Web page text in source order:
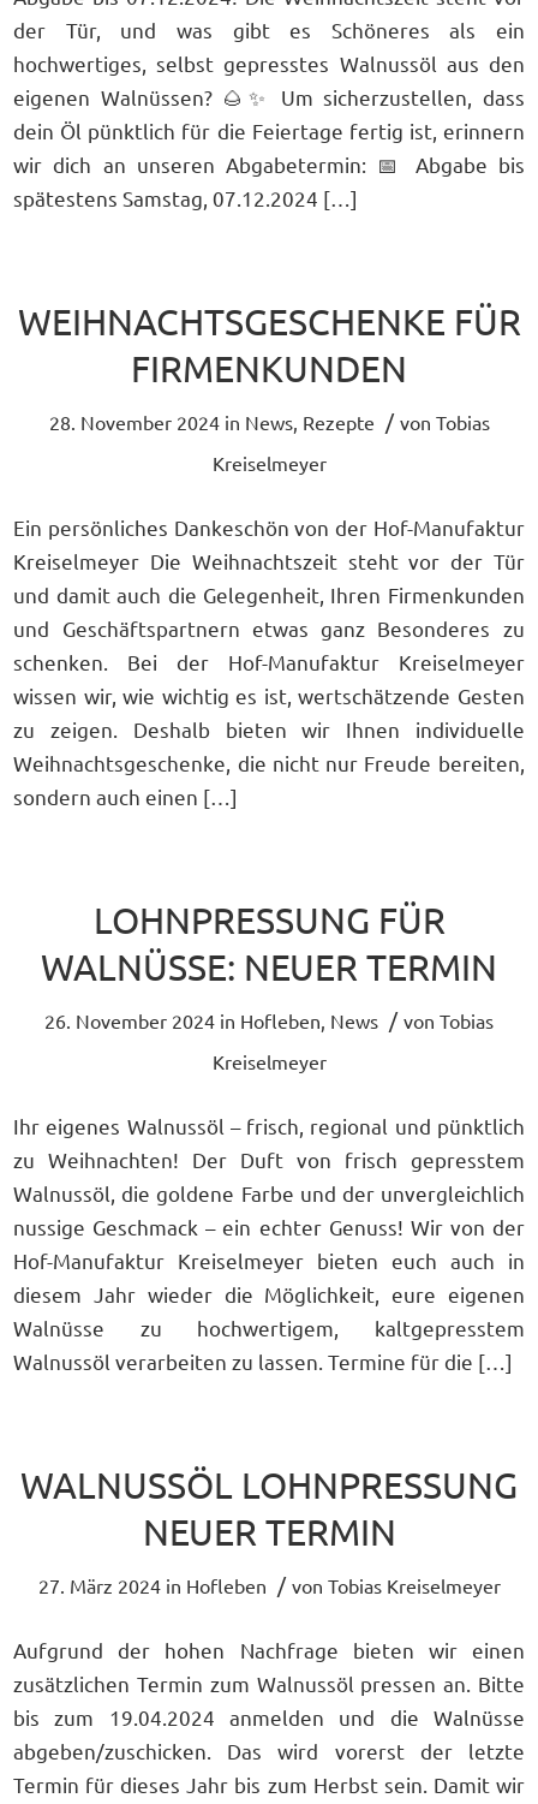
der Tür, und was gibt es Schöneres als ein
hochwertiges, selbst gepresstes Walnussöl aus den
eigenen Walnüssen? 🌰✨ Um sicherzustellen, dass
dein Öl pünktlich für die Feiertage fertig ist, erinnern
wir dich an unseren Abgabetermin: 📅 Abgabe bis
spätestens Samstag, 07.12.2024 […]
WEIHNACHTSGESCHENKE FÜR
FIRMENKUNDEN
28. November 2024 in News, Rezepte / von Tobias
Kreiselmeyer
Ein persönliches Dankeschön von der Hof-Manufaktur
Kreiselmeyer Die Weihnachtszeit steht vor der Tür
und damit auch die Gelegenheit, Ihren Firmenkunden
und Geschäftspartnern etwas ganz Besonderes zu
schenken. Bei der Hof-Manufaktur Kreiselmeyer
wissen wir, wie wichtig es ist, wertschätzende Gesten
zu zeigen. Deshalb bieten wir Ihnen individuelle
Weihnachtsgeschenke, die nicht nur Freude bereiten,
sondern auch einen […]
LOHNPRESSUNG FÜR
WALNÜSSE: NEUER TERMIN
26. November 2024 in Hofleben, News / von Tobias
Kreiselmeyer
Ihr eigenes Walnussöl – frisch, regional und pünktlich
zu Weihnachten! Der Duft von frisch gepresstem
Walnussöl, die goldene Farbe und der unvergleichlich
nussige Geschmack – ein echter Genuss! Wir von der
Hof-Manufaktur Kreiselmeyer bieten euch auch in
diesem Jahr wieder die Möglichkeit, eure eigenen
Walnüsse zu hochwertigem, kaltgepresstem
Walnussöl verarbeiten zu lassen. Termine für die […]
WALNUSSÖL LOHNPRESSUNG
NEUER TERMIN
27. März 2024 in Hofleben / von Tobias Kreiselmeyer
Aufgrund der hohen Nachfrage bieten wir einen
zusätzlichen Termin zum Walnussöl pressen an. Bitte
bis zum 19.04.2024 anmelden und die Walnüsse
abgeben/zuschicken. Das wird vorerst der letzte
Termin für dieses Jahr bis zum Herbst sein. Damit wir